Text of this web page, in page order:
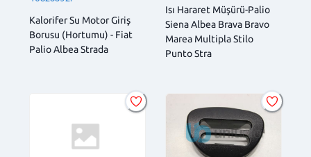
Kalorifer Su Motor Giriş
Borusu (Hortumu) - Fiat
Palio Albea Strada
Isı Hararet Müşürü-Palio
Siena Albea Brava Bravo
Marea Multipla Stilo
Punto Stra